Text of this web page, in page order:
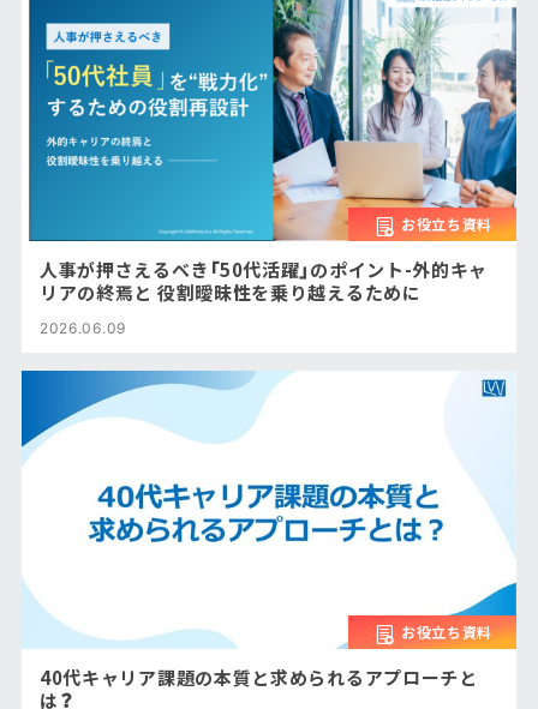
お役立ち資料
人事が押さえるべき「50代活躍」のポイント-外的キャ
リアの終焉と 役割曖昧性を乗り越えるために
2026.06.09
お役立ち資料
40代キャリア課題の本質と求められるアプローチと
は？